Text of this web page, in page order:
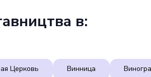
в:
Церковь Винница